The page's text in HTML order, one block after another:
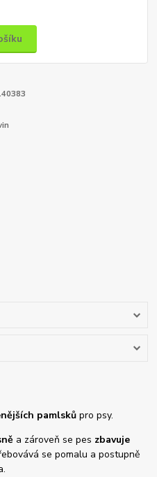
pamlsků pro psy.
a zároveň se pes zbavuje
se pomalu a postupně